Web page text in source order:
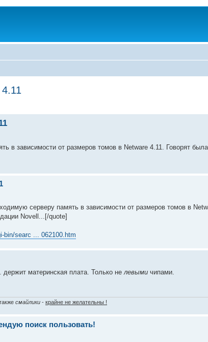
в зависимости от размеров томов в Netware 4.11. Говорят
серверу память в зависимости от размеров томов в
Novell...[/quote]
bin/searc ... 062100.htm
держит материнская плата. Только нелевыми чипами.
смайлики - крайне не желательны !
поиск пользовать!